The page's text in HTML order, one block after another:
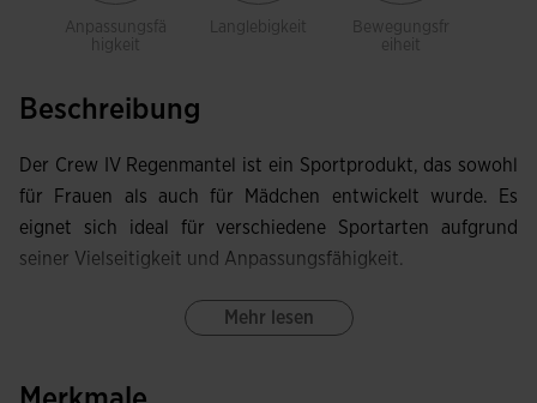
Anpassungsfä
higkeit
Langlebigkeit
Bewegungsfr
eiheit
Beschreibung
Der Crew IV Regenmantel ist ein Sportprodukt, das sowohl
für Frauen als auch für Mädchen entwickelt wurde. Es
eignet sich ideal für verschiedene Sportarten aufgrund
seiner Vielseitigkeit und Anpassungsfähigkeit.
Dieser Regenmantel verfügt über einen durchgehenden
Mehr lesen